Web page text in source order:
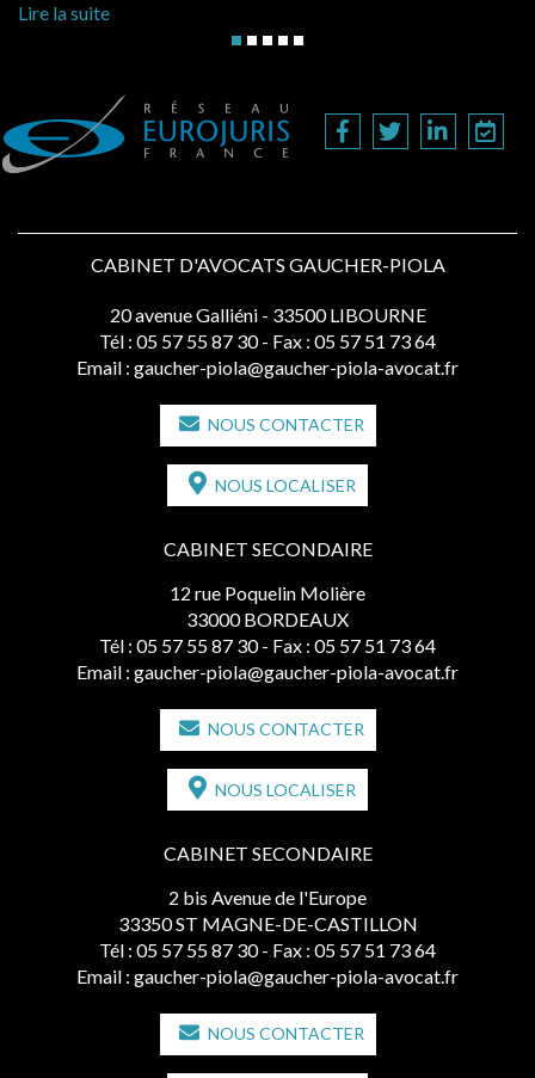
la suite
CABINET D'AVOCATS GAUCHER-PIOLA
20 avenue Galliéni - 33500 LIBOURNE
Tél : 05 57 55 87 30 - Fax : 05 57 51 73 64
Email : gaucher-piola@gaucher-piola-avocat.fr
NOUS CONTACTER
NOUS LOCALISER
CABINET SECONDAIRE
12 rue Poquelin Molière
33000 BORDEAUX
Tél : 05 57 55 87 30 - Fax : 05 57 51 73 64
Email : gaucher-piola@gaucher-piola-avocat.fr
NOUS CONTACTER
NOUS LOCALISER
CABINET SECONDAIRE
2 bis Avenue de l'Europe
33350 ST MAGNE-DE-CASTILLON
Tél : 05 57 55 87 30 - Fax : 05 57 51 73 64
Email : gaucher-piola@gaucher-piola-avocat.fr
NOUS CONTACTER